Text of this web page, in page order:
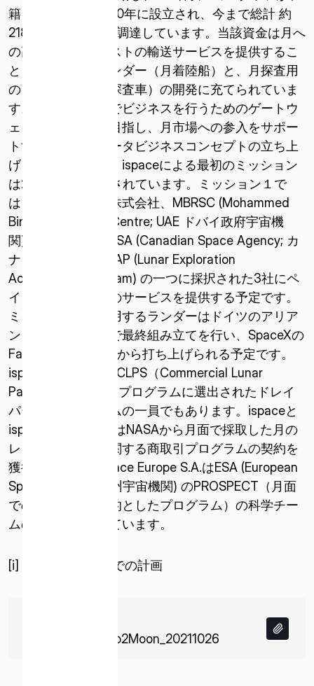
籍しています。2010年に設立され、今まで総計 約
218億円超の資金を調達しています。当該資金は月へ
の高頻度かつ低コストの輸送サービスを提供するこ
とを目的としたランダー（月着陸船）と、月探査用
のローバー（月面探査車）の開発に充てられていま
す。民間企業が月でビジネスを行うためのゲートウ
ェイとなることを目指し、月市場への参入をサポー
トするための月データビジネスコンセプトの立ち上
げも行っています。ispaceによる最初のミッション
は2022年[i]に予定されています。ミッション１で
は、日本特殊陶業株式会社、MBRSC (Mohammed
Bin Rashid Space Centre; UAE ドバイ政府宇宙機
関)、JAXAおよびCSA (Canadian Space Agency; カ
ナダ宇宙機関)のLEAP (Lunar Exploration
Acceleration Program) の一つに採択された3社にペ
イロードとデータのサービスを提供する予定です。
ミッション１で使用するランダーはドイツのアリア
ングループの施設で最終組み立てを行い、SpaceXの
Falcon9でアメリカから打ち上げられる予定です。
ispaceは、NASAのCLPS（Commercial Lunar
Payload Services）プログラムに選出されたドレイ
パー研究所のチームの一員でもあります。ispaceと
ispace Europe S.A.はNASAから月面で採取した月の
レゴリスの販売に関する商取引プログラムの契約を
獲得しました。ispace Europe S.A.はESA (European
Space Agency; 欧州宇宙機関) のPROSPECT（月面
での水の抽出を目的としたプログラム）の科学チー
ムの一員に選ばれています。
[i] 2021年10月時点での計画
JP_Release_Euro2Moon_20211026